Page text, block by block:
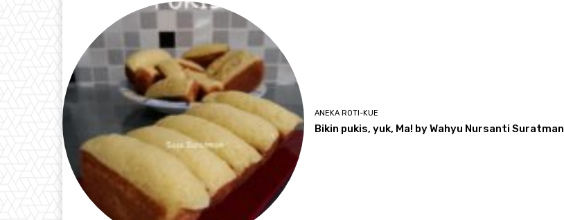
ANEKA ROTI-KUE
Bikin pukis, yuk, Ma! by Wahyu Nursanti Suratman